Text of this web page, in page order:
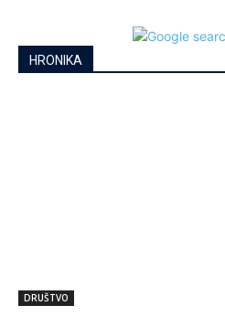
HRONIKA
DRUŠTVO